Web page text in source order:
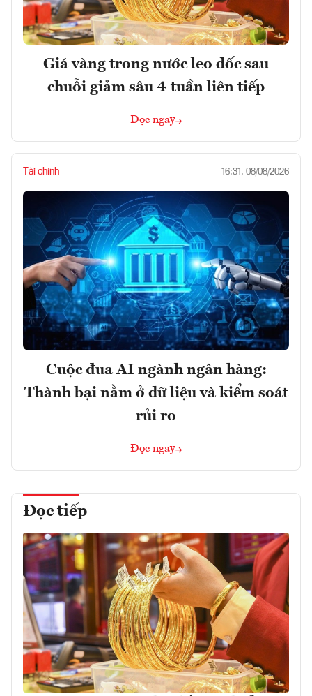
Giá vàng trong nước leo dốc sau
chuỗi giảm sâu 4 tuần liên tiếp
Đọc ngay
Tài chính 16:31, 08/08/2026
Cuộc đua AI ngành ngân hàng:
Thành bại nằm ở dữ liệu và kiểm soát
rủi ro
Đọc ngay
Đọc tiếp